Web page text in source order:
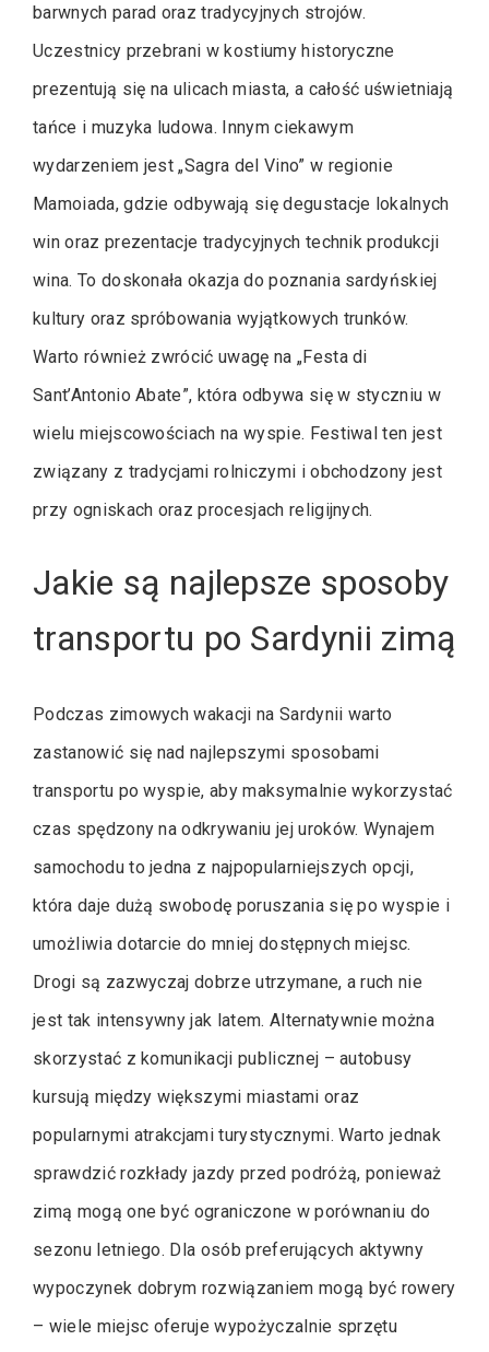
barwnych parad oraz tradycyjnych strojów.
Uczestnicy przebrani w kostiumy historyczne
prezentują się na ulicach miasta, a całość uświetniają
tańce i muzyka ludowa. Innym ciekawym
wydarzeniem jest „Sagra del Vino” w regionie
Mamoiada, gdzie odbywają się degustacje lokalnych
win oraz prezentacje tradycyjnych technik produkcji
wina. To doskonała okazja do poznania sardyńskiej
kultury oraz spróbowania wyjątkowych trunków.
Warto również zwrócić uwagę na „Festa di
Sant’Antonio Abate”, która odbywa się w styczniu w
wielu miejscowościach na wyspie. Festiwal ten jest
związany z tradycjami rolniczymi i obchodzony jest
przy ogniskach oraz procesjach religijnych.
Jakie są najlepsze sposoby
transportu po Sardynii zimą
Podczas zimowych wakacji na Sardynii warto
zastanowić się nad najlepszymi sposobami
transportu po wyspie, aby maksymalnie wykorzystać
czas spędzony na odkrywaniu jej uroków. Wynajem
samochodu to jedna z najpopularniejszych opcji,
która daje dużą swobodę poruszania się po wyspie i
umożliwia dotarcie do mniej dostępnych miejsc.
Drogi są zazwyczaj dobrze utrzymane, a ruch nie
jest tak intensywny jak latem. Alternatywnie można
skorzystać z komunikacji publicznej – autobusy
kursują między większymi miastami oraz
popularnymi atrakcjami turystycznymi. Warto jednak
sprawdzić rozkłady jazdy przed podróżą, ponieważ
zimą mogą one być ograniczone w porównaniu do
sezonu letniego. Dla osób preferujących aktywny
wypoczynek dobrym rozwiązaniem mogą być rowery
– wiele miejsc oferuje wypożyczalnie sprzętu